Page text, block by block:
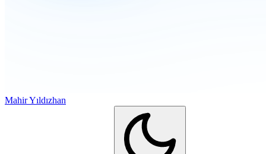
Mahir Yıldızhan